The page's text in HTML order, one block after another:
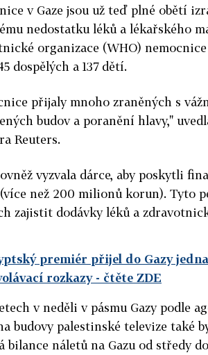
v Gaze jsou už teď plné obětí
nedostatku léků a lékařského
organizace (WHO)
dospělých a 137 dětí.
přijaly mnoho zraněných s
budov a poranění hlavy,"
Reuters.
vyzvala dárce, aby poskytli
než 200 milionů korun). Tyto
zajistit dodávky léků a
premiér přijel do Gazy
rozkazy- čtěte ZDE
v neděli v pásmu Gazy podle
budovy palestinské televize také
bilance náletů na Gazu od středy